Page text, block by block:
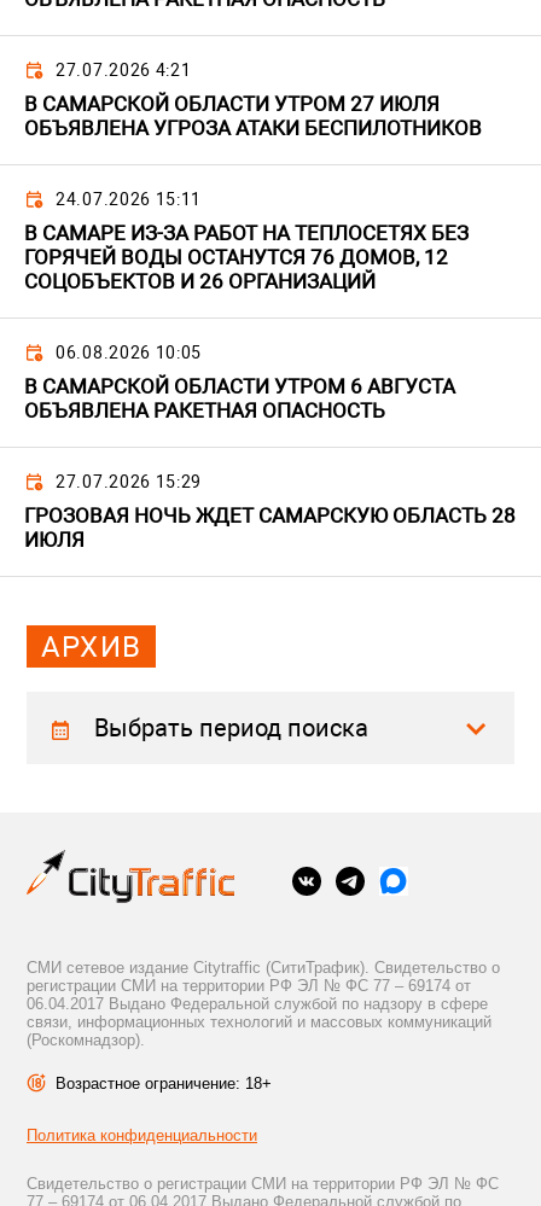
27.07.2026 4:21
В САМАРСКОЙ ОБЛАСТИ УТРОМ 27 ИЮЛЯ
ОБЪЯВЛЕНА УГРОЗА АТАКИ БЕСПИЛОТНИКОВ
24.07.2026 15:11
В САМАРЕ ИЗ-ЗА РАБОТ НА ТЕПЛОСЕТЯХ БЕЗ
ГОРЯЧЕЙ ВОДЫ ОСТАНУТСЯ 76 ДОМОВ, 12
СОЦОБЪЕКТОВ И 26 ОРГАНИЗАЦИЙ
06.08.2026 10:05
В САМАРСКОЙ ОБЛАСТИ УТРОМ 6 АВГУСТА
ОБЪЯВЛЕНА РАКЕТНАЯ ОПАСНОСТЬ
27.07.2026 15:29
ГРОЗОВАЯ НОЧЬ ЖДЕТ САМАРСКУЮ ОБЛАСТЬ 28
ИЮЛЯ
АРХИВ
Выбрать период поиска
СМИ сетевое издание Citytraffic (СитиТрафик). Свидетельство о
регистрации СМИ на территории РФ ЭЛ № ФС 77 – 69174 от
06.04.2017 Выдано Федеральной службой по надзору в сфере
связи, информационных технологий и массовых коммуникаций
(Роскомнадзор).
Возрастное ограничение: 18+
Политика конфиденциальности
Свидетельство о регистрации СМИ на территории РФ ЭЛ № ФС
77 – 69174 от 06.04.2017 Выдано Федеральной службой по